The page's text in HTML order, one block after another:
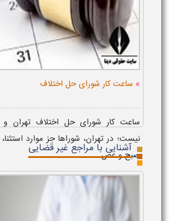
» ساعت کار شورای حل اختلاف
ساعت کار شورای حل اختلاف تهران و
نیست؛ در تهران، شوراها جز موارد
صبح و عص...
آشنایی با مراجع غیر قضایی